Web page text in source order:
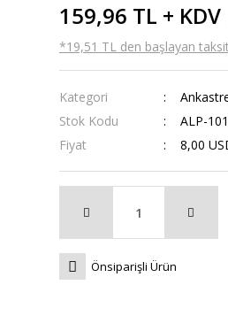
159,96 TL + KDV
*19,51 TL den başlayan
Kategori
Stok Kodu
ALP-
Fiyat
8,00
Önsiparişli Ürün